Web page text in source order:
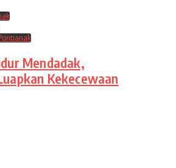
Mendadak,
Kekecewaan